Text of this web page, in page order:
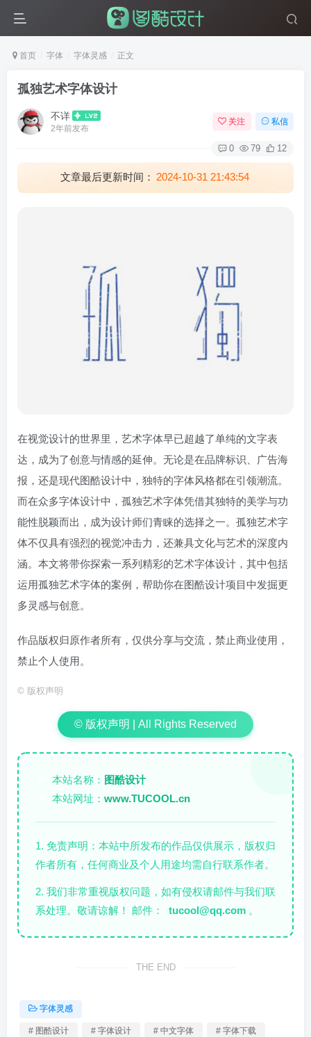
首页 字体 字体灵感 正文
孤独艺术字体设计
不详
2年前发布
关注 私信
0 79 12
文章最后更新时间： 2024-10-31 21:43:54
在视觉设计的世界里，艺术字体早已超越了单纯的文字表
达，成为了创意与情感的延伸。无论是在品牌标识、广告海
报，还是现代图酷设计中，独特的字体风格都在引领潮流。
而在众多字体设计中，孤独艺术字体凭借其独特的美学与功
能性脱颖而出，成为设计师们青睐的选择之一。孤独艺术字
体不仅具有强烈的视觉冲击力，还兼具文化与艺术的深度内
涵。本文将带你探索一系列精彩的艺术字体设计，其中包括
运用孤独艺术字体的案例，帮助你在图酷设计项目中发掘更
多灵感与创意。
作品版权归原作者所有，仅供分享与交流，禁止商业使用，
禁止个人使用。
© 版权声明
© 版权声明 | All Rights Reserved
本站名称： 图酷设计
本站网址： www.TUCOOL.cn
1. 免责声明：本站中所发布的作品仅供展示，版权归
作者所有，任何商业及个人用途均需自行联系作者。
2. 我们非常重视版权问题，如有侵权请邮件与我们联
系处理。敬请谅解！ 邮件：
tucool@qq.com 。
THE END
字体灵感
# 图酷设计 # 字体设计 # 中文字体 # 字体下载